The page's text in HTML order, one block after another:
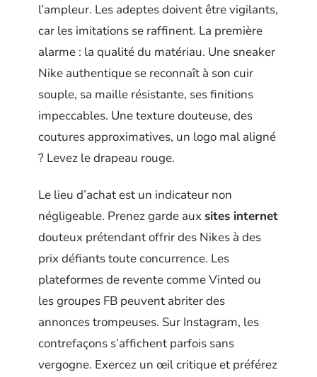
l’ampleur. Les adeptes doivent être vigilants,
car les imitations se raffinent. La première
alarme : la qualité du matériau. Une sneaker
Nike authentique se reconnaît à son cuir
souple, sa maille résistante, ses finitions
impeccables. Une texture douteuse, des
coutures approximatives, un logo mal aligné
? Levez le drapeau rouge.
Le lieu d’achat est un indicateur non
négligeable. Prenez garde aux sites internet
douteux prétendant offrir des Nikes à des
prix défiants toute concurrence. Les
plateformes de revente comme Vinted ou
les groupes FB peuvent abriter des
annonces trompeuses. Sur Instagram, les
contrefaçons s’affichent parfois sans
vergogne. Exercez un œil critique et préférez